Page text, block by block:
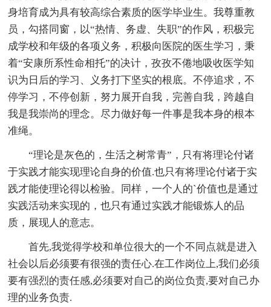
身培育成为具有较高综合素质的医学毕业生。我尊重教
员，勾搭同窗，以“热情、务虚、失职”的作风，积极完
成学校和年级的各项义务，积极向医院的医生学习，秉
着“安康所系性命相托”的决计，孜孜不倦地吸收医学知
识为日后的学习、义务打下坚实的根底。不停追求，不
停学习，不停创新，努力展开自我，完善自我，跨越自
我是我崇尚的理念。尽力做好每一件事是我本身的根本
准绳。
“理论是灰色的，生活之树常青”，只有将理论付诸
于实践才能实现理论自身的价值.也只有将理论付诸于实
践才能使理论得以检验。同样，一个人的`价值也是通过
实践活动来实现的，也只有通过实践才能锻炼人的品
质，展现人的意志。
首先,我觉得学校和单位很大的一个不同点就是进入
社会以后必须要有很强的责任心.在工作岗位上,我们必须
要有强烈的责任感,必须要对自己的岗位负责,要对自己办
理的业务负责.